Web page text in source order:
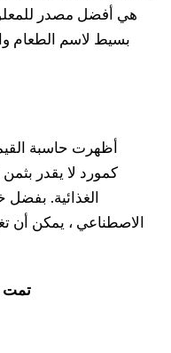
هي أفضل مصدر
بسيط لاسم الطعام
أظهرت حاسبة
كمورد لا يقدر بثمن
الغذائية. بفضل
الاصطناعي ، يمكن أن
تمت